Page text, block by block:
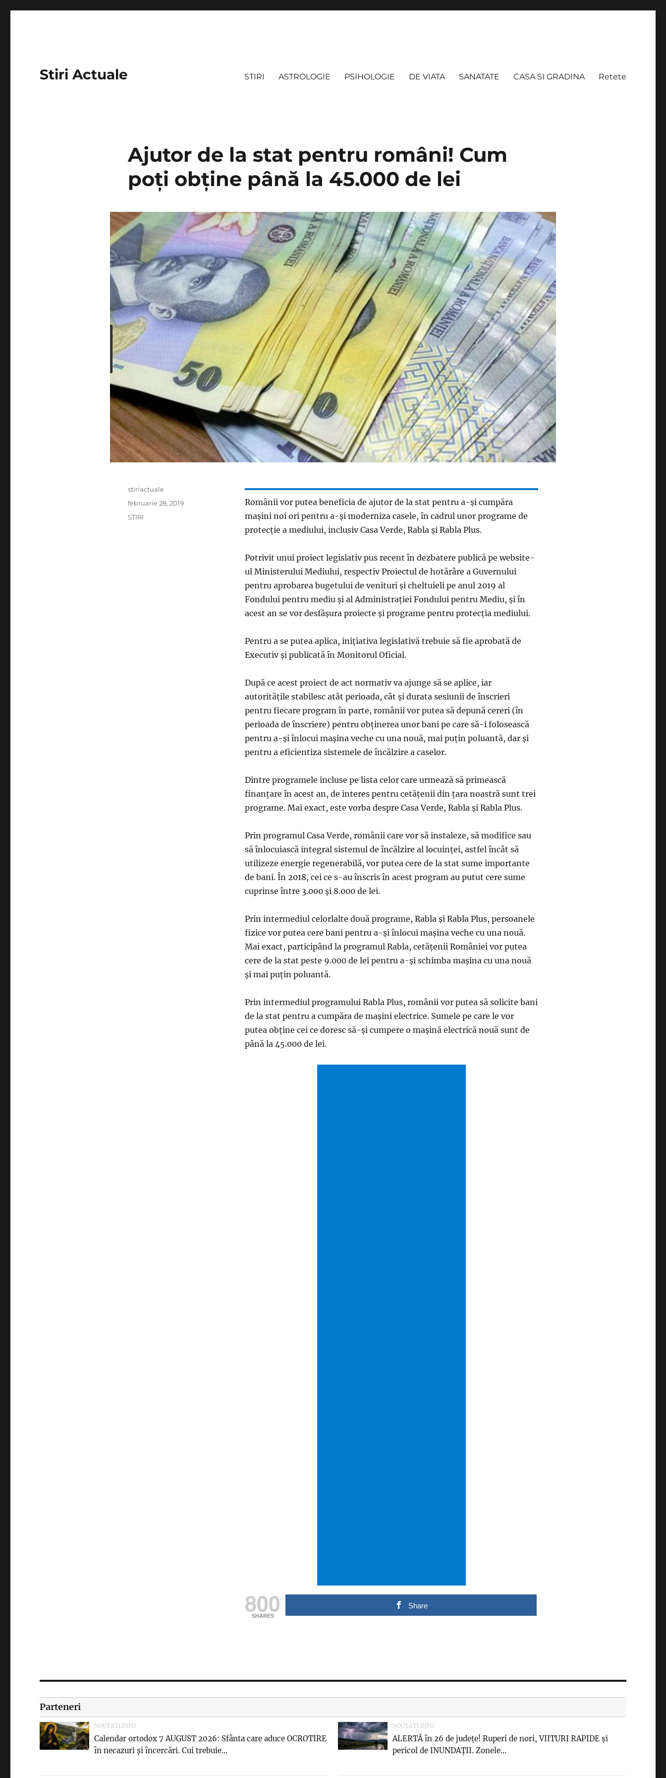
Stiri Actuale STIRI ASTROLOGIE PSIHOLOGIE DE VIATA SANATATE CASA SI GRADINA Retete
Ajutor de la stat pentru români! Cum
poți obține până la 45.000 de lei
Românii vor putea beneficia de ajutor de la stat pentru a-și cumpăra
mașini noi ori pentru a-și moderniza casele, în cadrul unor programe de
protecţie a mediului, inclusiv Casa Verde, Rabla şi Rabla Plus.
Potrivit unui proiect legislativ pus recent în dezbatere publică pe website-
ul Ministerului Mediului, respectiv Proiectul de hotărâre a Guvernului
pentru aprobarea bugetului de venituri şi cheltuieli pe anul 2019 al
Fondului pentru mediu şi al Administraţiei Fondului pentru Mediu, şi în
acest an se vor desfăşura proiecte şi programe pentru protecţia mediului.
Pentru a se putea aplica, iniţiativa legislativă trebuie să fie aprobată de
Executiv şi publicată în Monitorul Oficial.
După ce acest proiect de act normativ va ajunge să se aplice, iar
autorităţile stabilesc atât perioada, cât şi durata sesiunii de înscrieri
pentru fiecare program în parte, românii vor putea să depună cereri (în
perioada de înscriere) pentru obţinerea unor bani pe care să-i folosească
pentru a-şi înlocui maşina veche cu una nouă, mai puţin poluantă, dar şi
pentru a eficientiza sistemele de încălzire a caselor.
Dintre programele incluse pe lista celor care urmează să primească
finanţare în acest an, de interes pentru cetăţenii din ţara noastră sunt trei
programe. Mai exact, este vorba despre Casa Verde, Rabla şi Rabla Plus.
Prin programul Casa Verde, românii care vor să instaleze, să modifice sau
să înlocuiască integral sistemul de încălzire al locuinţei, astfel încât să
utilizeze energie regenerabilă, vor putea cere de la stat sume importante
de bani. În 2018, cei ce s-au înscris în acest program au putut cere sume
cuprinse între 3.000 şi 8.000 de lei.
Prin intermediul celorlalte două programe, Rabla şi Rabla Plus, persoanele
fizice vor putea cere bani pentru a-şi înlocui maşina veche cu una nouă.
Mai exact, participând la programul Rabla, cetăţenii României vor putea
cere de la stat peste 9.000 de lei pentru a-şi schimba maşina cu una nouă
şi mai puţin poluantă.
Prin intermediul programului Rabla Plus, românii vor putea să solicite bani
de la stat pentru a cumpăra de maşini electrice. Sumele pe care le vor
putea obţine cei ce doresc să-şi cumpere o maşină electrică nouă sunt de
până la 45.000 de lei.
800
SHARES
Share
Author
stiriactuale
Posted
februarie 28, 2019
Categories
STIRI
Parteneri
NOUTATI.INFO
Calendar ortodox 7 AUGUST 2026: Sfânta care aduce OCROTIRE
în necazuri și încercări. Cui trebuie...
NOUTATI.INFO
ALERTĂ în 26 de județe! Ruperi de nori, VIITURI RAPIDE și
pericol de INUNDAȚII. Zonele...